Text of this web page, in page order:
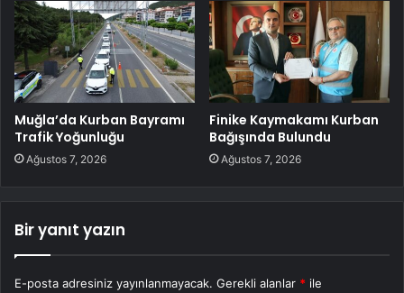
Muğla’da Kurban Bayramı
Trafik Yoğunluğu
Ağustos 7, 2026
Finike Kaymakamı Kurban
Bağışında Bulundu
Ağustos 7, 2026
Bir yanıt yazın
E-posta adresiniz yayınlanmayacak. Gerekli alanlar * ile